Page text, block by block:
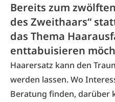
Bereits zum
des Zweithaars“
das Thema
enttabuisieren
Haarersatz kann den
werden lassen. Wo
Beratung finden, darüber